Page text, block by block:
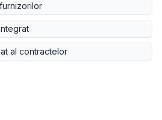
al contractelor